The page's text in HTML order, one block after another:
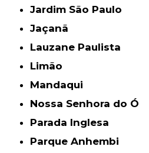
Jardim São Paulo
Jaçanã
Lauzane Paulista
Limão
Mandaqui
Nossa Senhora do Ó
Parada Inglesa
Parque Anhembi